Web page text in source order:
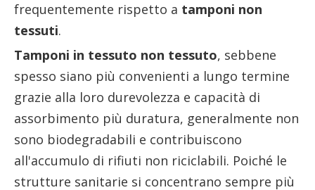
frequentemente rispetto a tamponi non
tessuti.
Tamponi in tessuto non tessuto, sebbene
spesso siano più convenienti a lungo termine
grazie alla loro durevolezza e capacità di
assorbimento più duratura, generalmente non
sono biodegradabili e contribuiscono
all'accumulo di rifiuti non riciclabili. Poiché le
strutture sanitarie si concentrano sempre più